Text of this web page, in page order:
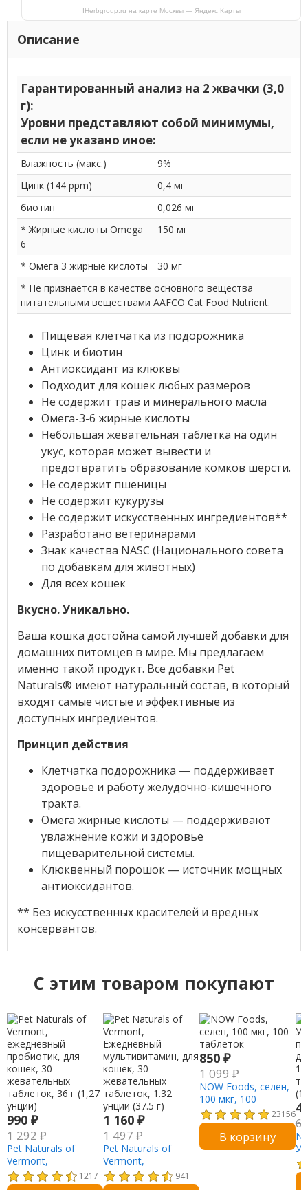
IHerbgroup.ru на карте Москвы — Яндекс Карты
Описание
Гарантированный анализ на 2 жвачки (3,0
г):
Уровни представляют собой минимумы,
если не указано иное:
Влажность (макс.)
9%
Цинк (144 ppm)
0,4 мг
биотин
0,026 мг
* Жирные кислоты Omega
6
150 мг
* Омега 3 жирные кислоты
30 мг
* Не признается в качестве основного вещества
питательными веществами AAFCO Cat Food Nutrient.
Пищевая клетчатка из подорожника
Цинк и биотин
Антиоксидант из клюквы
Подходит для кошек любых размеров
Не содержит трав и минерального масла
Омега-3-6 жирные кислоты
Небольшая жевательная таблетка на один
укус, которая может вывести и
предотвратить образование комков шерсти.
Не содержит пшеницы
Не содержит кукурузы
Не содержит искусственных ингредиентов**
Разработано ветеринарами
Знак качества NASC (Национального совета
по добавкам для животных)
Для всех кошек
Вкусно. Уникально.
Ваша кошка достойна самой лучшей добавки для
домашних питомцев в мире. Мы предлагаем
именно такой продукт. Все добавки Pet
Naturals® имеют натуральный состав, в который
входят самые чистые и эффективные из
доступных ингредиентов.
Принцип действия
Клетчатка подорожника — поддерживает
здоровье и работу желудочно-кишечного
тракта.
Омега жирные кислоты — поддерживают
увлажнение кожи и здоровье
пищеварительной системы.
Клюквенный порошок — источник мощных
антиоксидантов.
** Без искусственных красителей и вредных
консервантов.
C этим товаром покупают
990 ₽
1 292₽
Pet Naturals of
Vermont,
ежедневный
пробиотик, для
1217
1 160 ₽
1 497₽
Pet Naturals of
Vermont,
Ежедневный
мультивитамин, для
941
850 ₽
1 099₽
NOW Foods, селен,
100 мкг, 100
таблеток
23156
В корзину
4
6